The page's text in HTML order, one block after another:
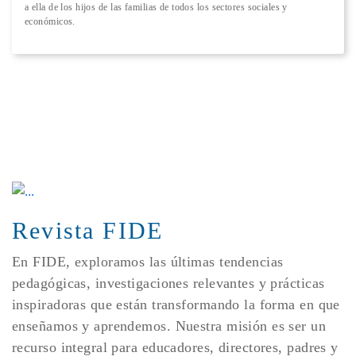
a ella de los hijos de las familias de todos los sectores sociales y
económicos.
Revista FIDE
En FIDE, exploramos las últimas tendencias
pedagógicas, investigaciones relevantes y prácticas
inspiradoras que están transformando la forma en que
enseñamos y aprendemos. Nuestra misión es ser un
recurso integral para educadores, directores, padres y